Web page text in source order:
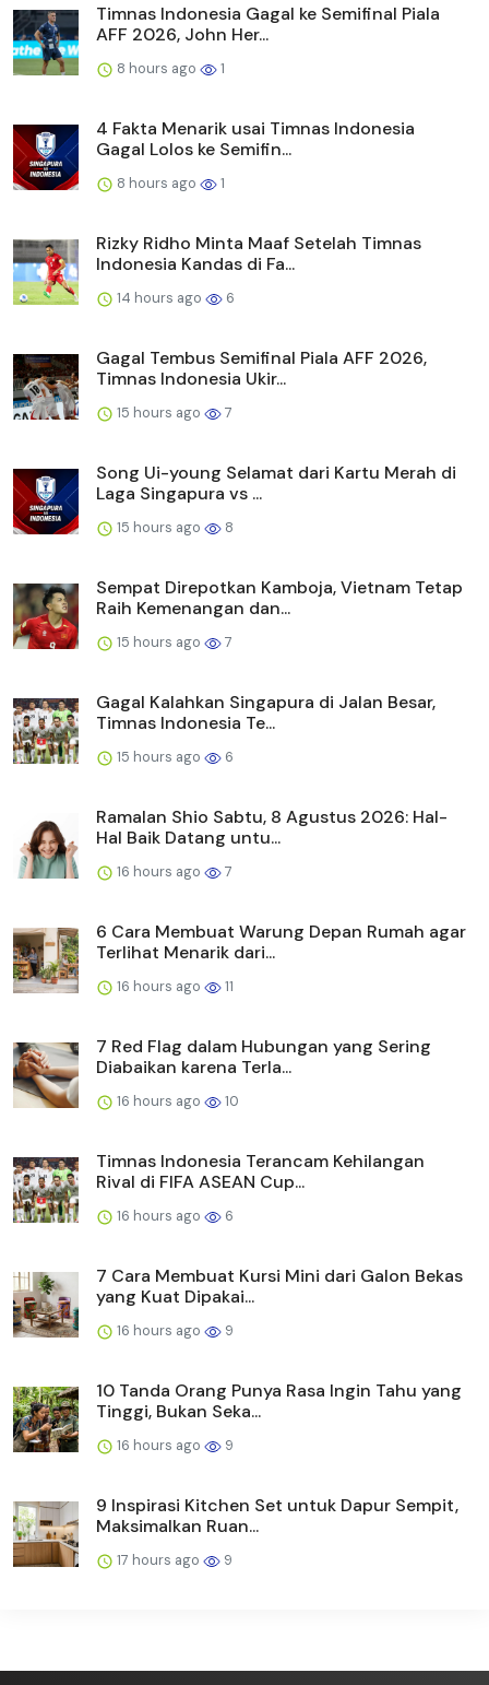
Timnas Indonesia Gagal ke Semifinal Piala
AFF 2026, John Her...
8 hours ago 1
4 Fakta Menarik usai Timnas Indonesia
Gagal Lolos ke Semifin...
8 hours ago 1
Rizky Ridho Minta Maaf Setelah Timnas
Indonesia Kandas di Fa...
14 hours ago 6
Gagal Tembus Semifinal Piala AFF 2026,
Timnas Indonesia Ukir...
15 hours ago 7
Song Ui-young Selamat dari Kartu Merah di
Laga Singapura vs ...
15 hours ago 8
Sempat Direpotkan Kamboja, Vietnam Tetap
Raih Kemenangan dan...
15 hours ago 7
Gagal Kalahkan Singapura di Jalan Besar,
Timnas Indonesia Te...
15 hours ago 6
Ramalan Shio Sabtu, 8 Agustus 2026: Hal-
Hal Baik Datang untu...
16 hours ago 7
6 Cara Membuat Warung Depan Rumah agar
Terlihat Menarik dari...
16 hours ago 11
7 Red Flag dalam Hubungan yang Sering
Diabaikan karena Terla...
16 hours ago 10
Timnas Indonesia Terancam Kehilangan
Rival di FIFA ASEAN Cup...
16 hours ago 6
7 Cara Membuat Kursi Mini dari Galon Bekas
yang Kuat Dipakai...
16 hours ago 9
10 Tanda Orang Punya Rasa Ingin Tahu yang
Tinggi, Bukan Seka...
16 hours ago 9
9 Inspirasi Kitchen Set untuk Dapur Sempit,
Maksimalkan Ruan...
17 hours ago 9